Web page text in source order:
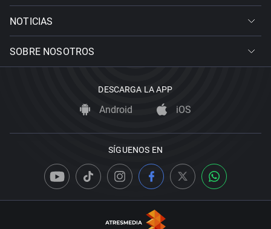
NOTICIAS
SOBRE NOSOTROS
DESCARGA LA APP
Android iOS
SÍGUENOS EN